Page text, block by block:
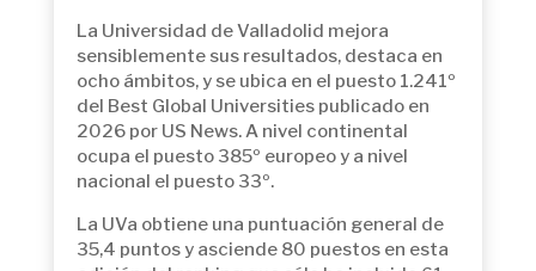
La Universidad de Valladolid mejora
sensiblemente sus resultados, destaca en
ocho ámbitos, y se ubica en el puesto 1.241º
del Best Global Universities publicado en
2026 por US News. A nivel continental
ocupa el puesto 385º europeo y a nivel
nacional el puesto 33º.
La UVa obtiene una puntuación general de
35,4 puntos y asciende 80 puestos en esta